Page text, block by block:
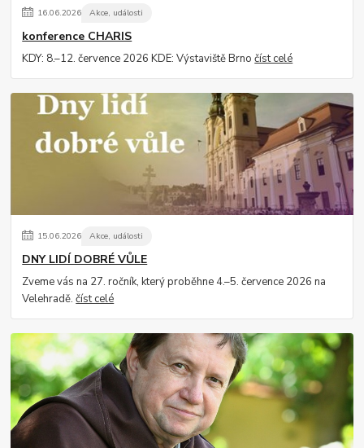
16.06.2026 Akce, události
konference CHARIS
KDY: 8.–12. července 2026 KDE: Výstaviště Brnočíst celé
15.06.2026 Akce, události
DNY LIDÍ DOBRÉ VŮLE
Zveme vás na 27. ročník, který proběhne 4.–5. července 2026 na
Velehradě.číst celé